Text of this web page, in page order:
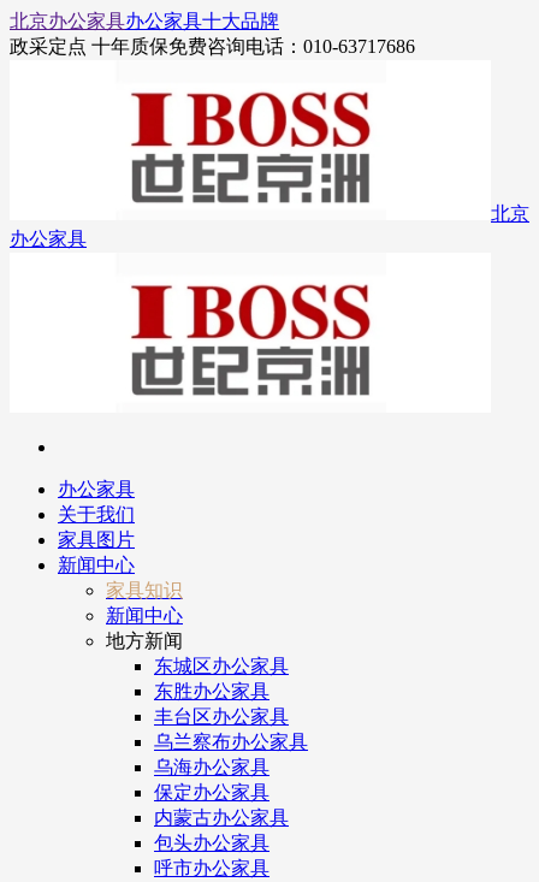
北京办公家具办公家具十大品牌
政采定点 十年质保免费咨询电话：010-63717686
北京
办公家具
办公家具
关于我们
家具图片
新闻中心
家具知识
新闻中心
地方新闻
东城区办公家具
东胜办公家具
丰台区办公家具
乌兰察布办公家具
乌海办公家具
保定办公家具
内蒙古办公家具
包头办公家具
呼市办公家具